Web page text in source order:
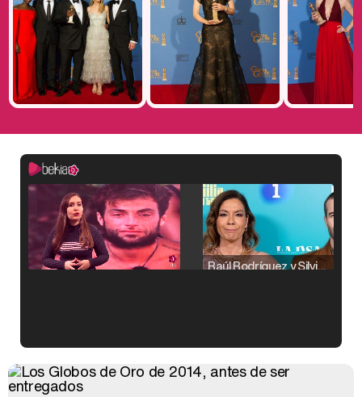
Raúl Rodríguez y Silvia Taulés nos cuentan su papel en 'La familia de la tele'